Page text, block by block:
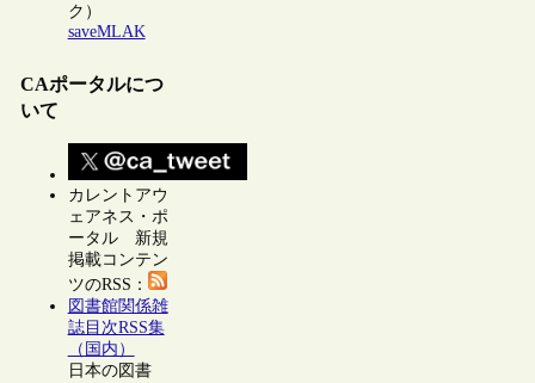
ク）
saveMLAK
CAポータルにつ
いて
カレントアウ
ェアネス・ポ
ータル 新規
掲載コンテン
ツのRSS：
図書館関係雑
誌目次RSS集
（国内）
日本の図書